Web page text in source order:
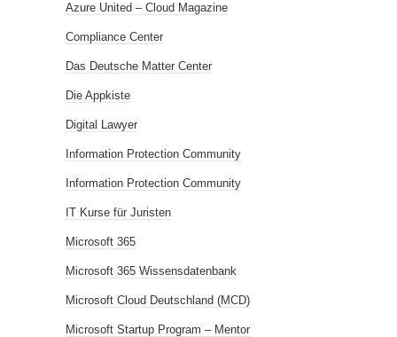
Azure United – Cloud Magazine
Compliance Center
Das Deutsche Matter Center
Die Appkiste
Digital Lawyer
Information Protection Community
Information Protection Community
IT Kurse für Juristen
Microsoft 365
Microsoft 365 Wissensdatenbank
Microsoft Cloud Deutschland (MCD)
Microsoft Startup Program – Mentor